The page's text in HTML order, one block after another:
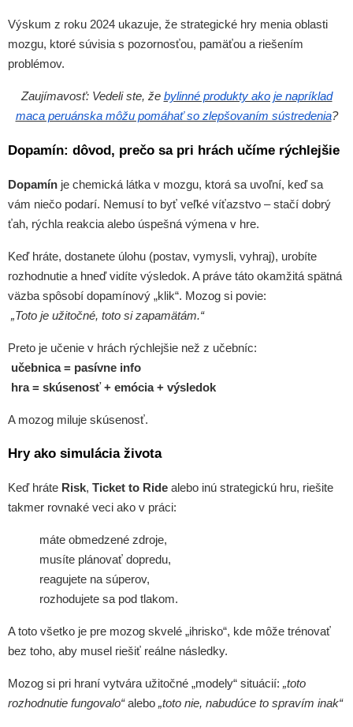
Výskum z roku 2024 ukazuje, že strategické hry menia oblasti
mozgu, ktoré súvisia s pozornosťou, pamäťou a riešením
problémov.
Zaujímavosť: Vedeli ste, že bylinné produkty ako je napríklad
maca peruánska môžu pomáhať so zlepšovaním sústredenia?
Dopamín: dôvod, prečo sa pri hrách učíme rýchlejšie
Dopamín je chemická látka v mozgu, ktorá sa uvoľní, keď sa
vám niečo podarí. Nemusí to byť veľké víťazstvo – stačí dobrý
ťah, rýchla reakcia alebo úspešná výmena v hre.
Keď hráte, dostanete úlohu (postav, vymysli, vyhraj), urobíte
rozhodnutie a hneď vidíte výsledok. A práve táto okamžitá spätná
väzba spôsobí dopamínový „klik“. Mozog si povie:
„Toto je užitočné, toto si zapamätám.“
Preto je učenie v hrách rýchlejšie než z učebníc:
učebnica = pasívne info
hra = skúsenosť + emócia + výsledok
A mozog miluje skúsenosť.
Hry ako simulácia života
Keď hráte Risk, Ticket to Ride alebo inú strategickú hru, riešite
takmer rovnaké veci ako v práci:
máte obmedzené zdroje,
musíte plánovať dopredu,
reagujete na súperov,
rozhodujete sa pod tlakom.
A toto všetko je pre mozog skvelé „ihrisko“, kde môže trénovať
bez toho, aby musel riešiť reálne následky.
Mozog si pri hraní vytvára užitočné „modely“ situácií: „toto
rozhodnutie fungovalo“alebo „toto nie, nabudúce to spravím inak“